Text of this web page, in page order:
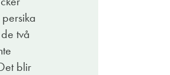
två
blir